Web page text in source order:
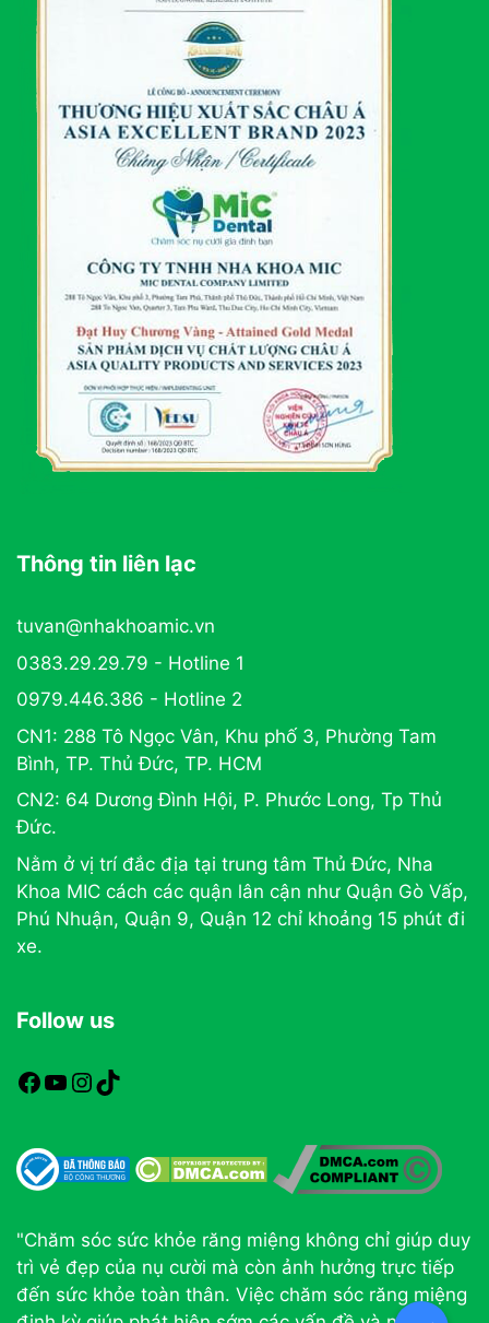
Thông tin liên lạc
tuvan@nhakhoamic.vn
0383.29.29.79 - Hotline 1
0979.446.386 - Hotline 2
CN1: 288 Tô Ngọc Vân, Khu phố 3, Phường Tam
Bình, TP. Thủ Đức, TP. HCM
CN2: 64 Dương Đình Hội, P. Phước Long, Tp Thủ
Đức.
Nằm ở vị trí đắc địa tại trung tâm Thủ Đức, Nha
Khoa MIC cách các quận lân cận như Quận Gò Vấp,
Phú Nhuận, Quận 9, Quận 12 chỉ khoảng 15 phút đi
xe.
Follow us
https://www.facebook.com/nhakhoamic
https://www.youtube.com
https://www.instagram.com
"Chăm sóc sức khỏe răng miệng không chỉ giúp duy
trì vẻ đẹp của nụ cười mà còn ảnh hưởng trực tiếp
đến sức khỏe toàn thân. Việc chăm sóc răng miệng